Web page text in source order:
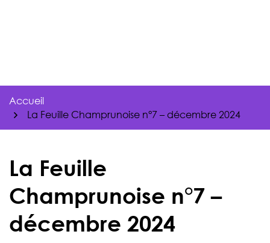
Accueil
La Feuille Champrunoise n°7 – décembre 2024
La Feuille
Champrunoise n°7 –
décembre 2024